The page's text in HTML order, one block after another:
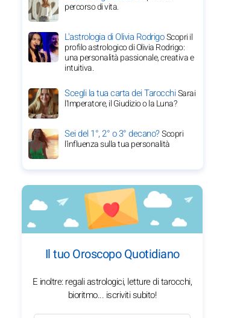
percorso di vita.
L'astrologia di Olivia RodrigoScopri il
profilo astrologico di Olivia Rodrigo:
una personalità passionale, creativa e
intuitiva.
Scegli la tua carta dei TarocchiSarai
l'Imperatore, il Giudizio o la Luna?
Sei del 1°, 2° o 3° decano?Scopri
l'influenza sulla tua personalità
Il tuo Oroscopo Quotidiano
E inoltre: regali astrologici, letture di tarocchi,
bioritmo... iscriviti subito!